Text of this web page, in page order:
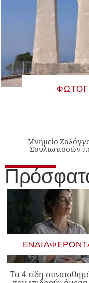
Μνημείο
Σουλιωτισσών
Τα 4 είδη